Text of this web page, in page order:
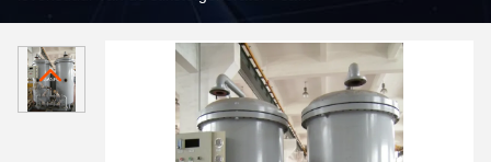
gasflessen voor stikstofproductie biedt